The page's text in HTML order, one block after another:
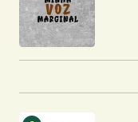
Notifique-me